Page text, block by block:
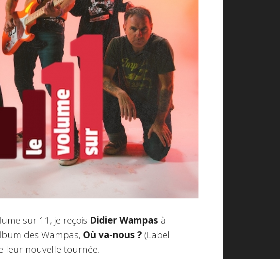
sur 11, je reçois Didier Wampas à
des Wampas, Où va-nous ? (Label
leur nouvelle tournée.